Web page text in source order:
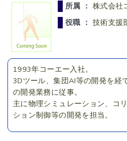
所属 ： 株式会社
役職 ： 技術支援
1993年コーエー入社。
3Dツール、集団AI等の開発を経
の開発業務に従事。
主に物理シミュレーション、コ
ション制御等の開発を担当。